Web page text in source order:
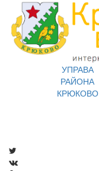
УПРАВА
РАЙОНА
КРЮКОВО